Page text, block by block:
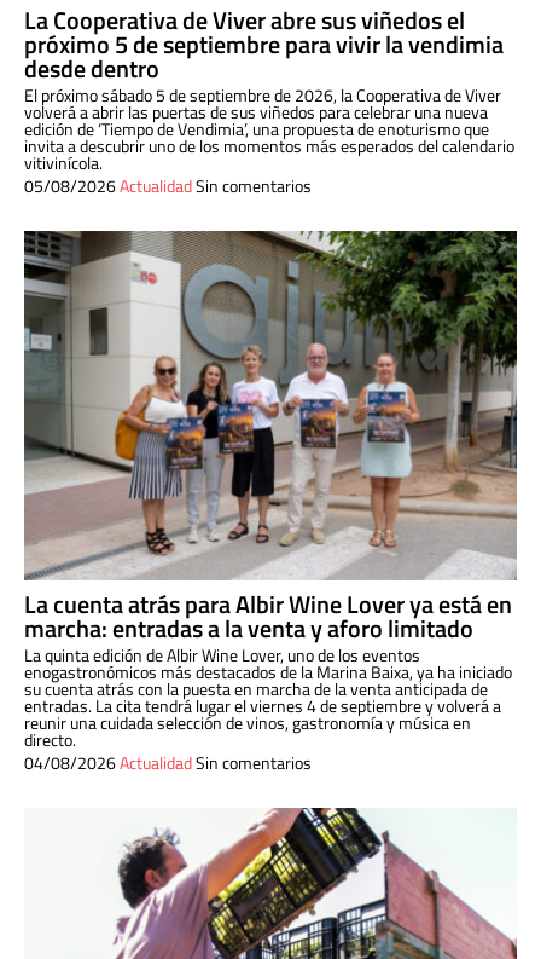
La Cooperativa de Viver abre sus viñedos el
próximo 5 de septiembre para vivir la vendimia
desde dentro
El próximo sábado 5 de septiembre de 2026, la Cooperativa de Viver
volverá a abrir las puertas de sus viñedos para celebrar una nueva
edición de ‘Tiempo de Vendimia’, una propuesta de enoturismo que
invita a descubrir uno de los momentos más esperados del calendario
vitivinícola.
05/08/2026ActualidadSin comentarios
La cuenta atrás para Albir Wine Lover ya está en
marcha: entradas a la venta y aforo limitado
La quinta edición de Albir Wine Lover, uno de los eventos
enogastronómicos más destacados de la Marina Baixa, ya ha iniciado
su cuenta atrás con la puesta en marcha de la venta anticipada de
entradas. La cita tendrá lugar el viernes 4 de septiembre y volverá a
reunir una cuidada selección de vinos, gastronomía y música en
directo.
04/08/2026ActualidadSin comentarios